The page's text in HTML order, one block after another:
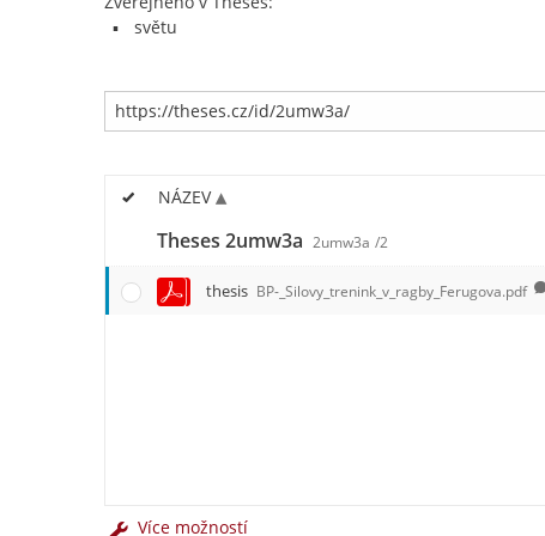
světu
NÁZEV
Theses 2umw3a 2umw3a /2
thesis BP-_Silovy_trenink_v_ragby_Ferugova.pdf
Více možností